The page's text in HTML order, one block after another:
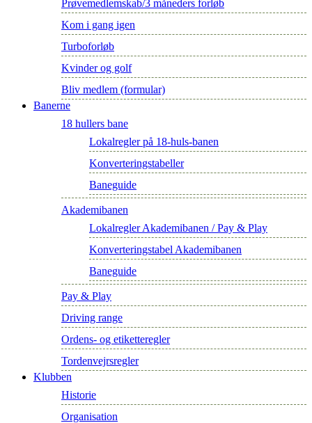
Prøvemedlemskab/3 måneders forløb
Kom i gang igen
Turboforløb
Kvinder og golf
Bliv medlem (formular)
Banerne
18 hullers bane
Lokalregler på 18-huls-banen
Konverteringstabeller
Baneguide
Akademibanen
Lokalregler Akademibanen / Pay & Play
Konverteringstabel Akademibanen
Baneguide
Pay & Play
Driving range
Ordens- og etiketteregler
Tordenvejrsregler
Klubben
Historie
Organisation